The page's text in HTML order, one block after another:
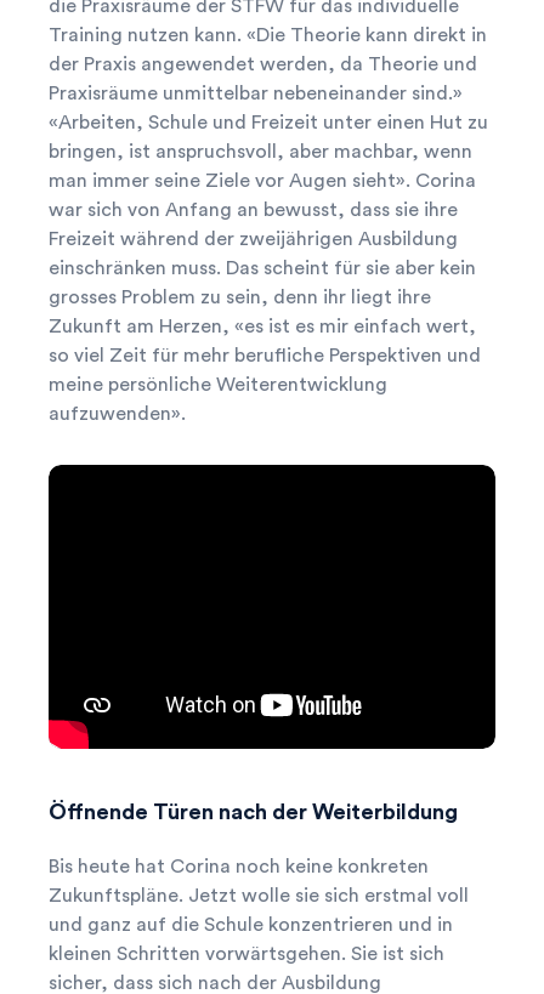
die Praxisräume der STFW für das individuelle
Training nutzen kann. «Die Theorie kann direkt in
der Praxis angewendet werden, da Theorie und
Praxisräume unmittelbar nebeneinander sind.»
«Arbeiten, Schule und Freizeit unter einen Hut zu
bringen, ist anspruchsvoll, aber machbar, wenn
man immer seine Ziele vor Augen sieht». Corina
war sich von Anfang an bewusst, dass sie ihre
Freizeit während der zweijährigen Ausbildung
einschränken muss. Das scheint für sie aber kein
grosses Problem zu sein, denn ihr liegt ihre
Zukunft am Herzen, «es ist es mir einfach wert,
so viel Zeit für mehr berufliche Perspektiven und
meine persönliche Weiterentwicklung
aufzuwenden».
Öffnende Türen nach der Weiterbildung
Bis heute hat Corina noch keine konkreten
Zukunftspläne. Jetzt wolle sie sich erstmal voll
und ganz auf die Schule konzentrieren und in
kleinen Schritten vorwärtsgehen. Sie ist sich
sicher, dass sich nach der Ausbildung
search Ihre Suche...

Herausfinden, was zu Ihnen passt! Tooly
hilft!